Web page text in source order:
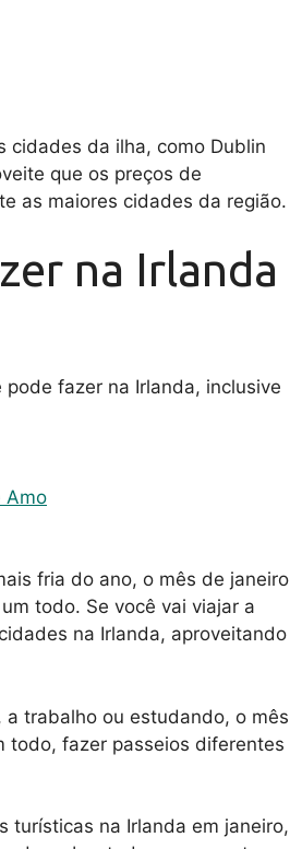
cidades da ilha, como Dublin
que os preços de
as maiores cidades da região.
na Irlanda
fazer na Irlanda, inclusive
Amo
fria do ano, o mês de janeiro
todo. Se você vai viajar a
na Irlanda, aproveitando
trabalho ou estudando, o mês
todo, fazer passeios diferentes
turísticas na Irlanda em janeiro,